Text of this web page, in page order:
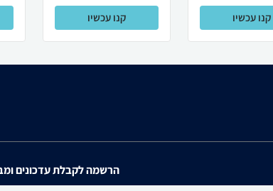
קנו עכשיו קנו עכשיו
הרשמה לקבלת עדכונים